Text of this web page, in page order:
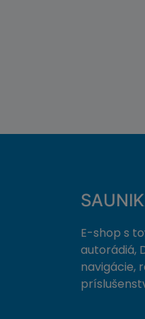
E-shop s
autorádiá,
navigácie,